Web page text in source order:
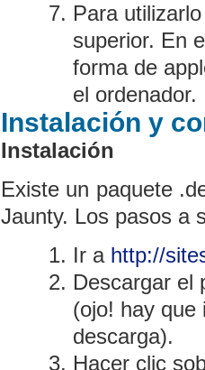
Para
superior. En
forma de
el ordenador.
Instalación y
Instalación
Existe un paquete
Jaunty. Los pasos a
Ir a http://
Descargar el
(ojo! hay que
descarga).
Hacer clic